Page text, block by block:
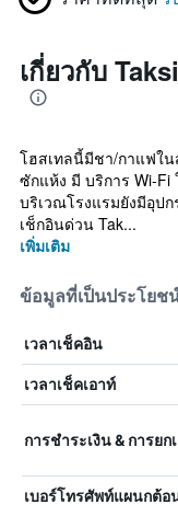
เกี่ยวกับ
โฮสเทลนี้มีชา/กาแฟใน
ซักแห้ง มี บริการ Wi-
บริเวณโรงแรมยังมีอุป
เช็กอินด่วน Tak...
เพิ่มเติม
ข้อมูลที่เป็นประโยช
เวลาเช็คอิน
เวลาเช็คเอาท์
การชำระเงิน & การยก
เบอร์โทรศัพท์แผนกต้อ